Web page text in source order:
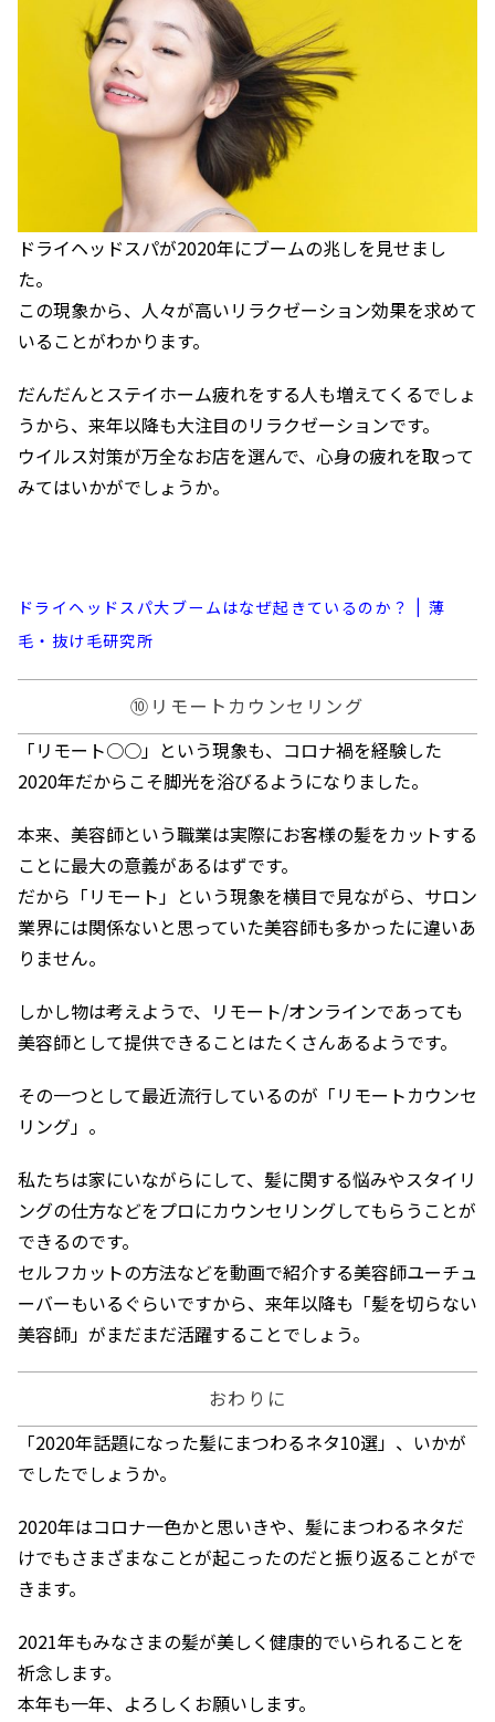
ドライヘッドスパが2020年にブームの兆しを見せまし
た。
この現象から、人々が高いリラクゼーション効果を求めて
いることがわかります。
だんだんとステイホーム疲れをする人も増えてくるでしょ
うから、来年以降も大注目のリラクゼーションです。
ウイルス対策が万全なお店を選んで、心身の疲れを取って
みてはいかがでしょうか。
ドライヘッドスパ大ブームはなぜ起きているのか？ | 薄
毛・抜け毛研究所
⑩リモートカウンセリング
「リモート○○」という現象も、コロナ禍を経験した
2020年だからこそ脚光を浴びるようになりました。
本来、美容師という職業は実際にお客様の髪をカットする
ことに最大の意義があるはずです。
だから「リモート」という現象を横目で見ながら、サロン
業界には関係ないと思っていた美容師も多かったに違いあ
りません。
しかし物は考えようで、リモート/オンラインであっても
美容師として提供できることはたくさんあるようです。
その一つとして最近流行しているのが「リモートカウンセ
リング」。
私たちは家にいながらにして、髪に関する悩みやスタイリ
ングの仕方などをプロにカウンセリングしてもらうことが
できるのです。
セルフカットの方法などを動画で紹介する美容師ユーチュ
ーバーもいるぐらいですから、来年以降も「髪を切らない
美容師」がまだまだ活躍することでしょう。
おわりに
「2020年話題になった髪にまつわるネタ10選」、いかが
でしたでしょうか。
2020年はコロナ一色かと思いきや、髪にまつわるネタだ
けでもさまざまなことが起こったのだと振り返ることがで
きます。
2021年もみなさまの髪が美しく健康的でいられることを
祈念します。
本年も一年、よろしくお願いします。